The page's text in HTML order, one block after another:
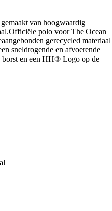
van hoogwaardig
polo voor The Ocean
gerecycled materiaal
sneldrogende en afvoerende
en een HH® Logo op de